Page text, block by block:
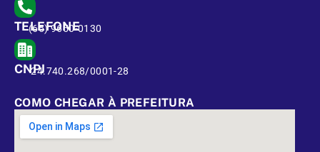
TELEFONE
(65) 9650-0130
CNPJ24.740.268/0001-28
COMO CHEGAR À PREFEITURA